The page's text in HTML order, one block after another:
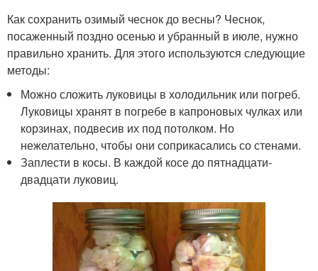
Как сохранить озимый чеснок до весны? Чеснок,
посаженный поздно осенью и убранный в июле, нужно
правильно хранить. Для этого используются следующие
методы:
Можно сложить луковицы в холодильник или погреб.
Луковицы хранят в погребе в капроновых чулках или
корзинах, подвесив их под потолком. Но
нежелательно, чтобы они соприкасались со стенами.
Заплести в косы. В каждой косе до пятнадцати-
двадцати луковиц.